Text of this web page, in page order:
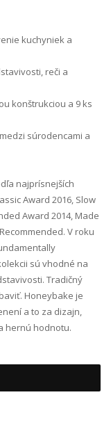
kuchyniek a
reči a
konštrukciou a 9 ks
súrodencami a
najprísnejších
Award 2016, Slow
Award 2014, Made
V roku
sú vhodné na
Tradičný
Honeybake je
a to za dizajn,
hernú hodnotu.